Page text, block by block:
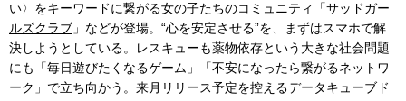
い〉をキーワードに繋がる女の子たちのコミュニティ「サッドガー
ルズクラブ 」などが登場。“心を安定させる”を、まずはスマホで解
決しようとしている。レスキューも薬物依存という大きな社会問題
にも「毎日遊びたくなるゲーム」「不安になったら繋がるネットワ
ーク」で立ち向かう。来月リリース予定を控えるデータキューブド